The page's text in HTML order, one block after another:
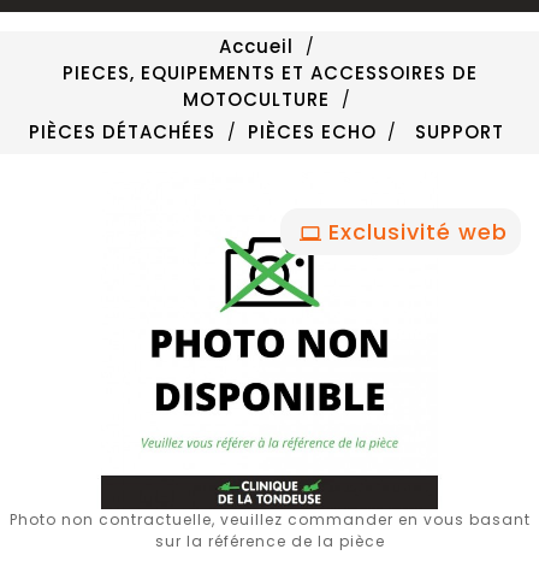
Accueil
PIECES, EQUIPEMENTS ET ACCESSOIRES DE
MOTOCULTURE
PIÈCES DÉTACHÉES
PIÈCES ECHO SUPPORT
Exclusivité web
Photo non contractuelle, veuillez commander en vous basant
sur la référence de la pièce